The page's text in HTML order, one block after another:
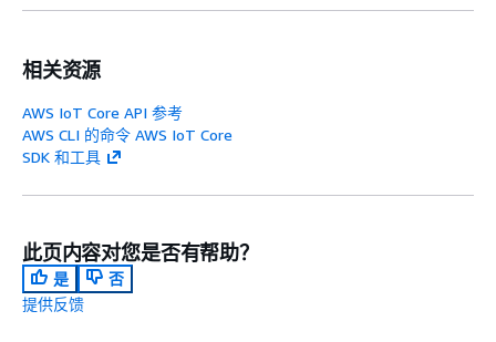
相关资源
AWS IoT Core API 参考
AWS CLI 的命令 AWS IoT Core
SDK 和工具
此页内容对您是否有帮助？
是
否
提供反馈